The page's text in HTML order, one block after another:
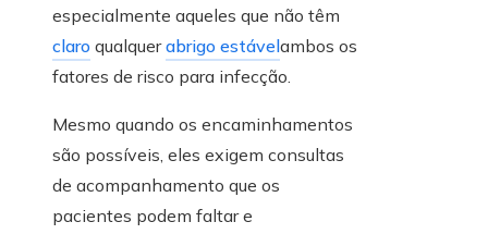
especialmente aqueles que não têm
claro qualquerabrigo estávelambos os
fatores de risco para infecção.
Mesmo quando os encaminhamentos
são possíveis, eles exigem consultas
de acompanhamento que os
pacientes podem faltar e